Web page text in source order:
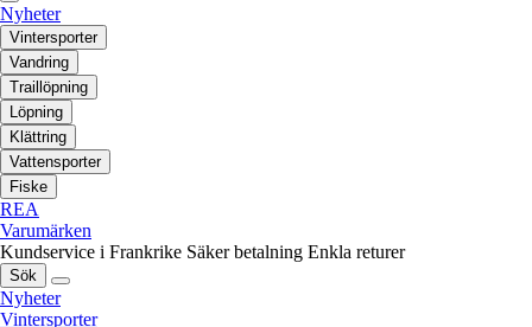
Nyheter
Vintersporter
Vandring
Traillöpning
Löpning
Klättring
Vattensporter
Fiske
REA
Varumärken
Kundservice i Frankrike Säker betalning Enkla returer
Sök
Nyheter
Vintersporter